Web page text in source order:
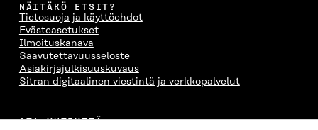
NÄITÄKÖ ETSIT?
Tietosuoja ja käyttöehdot
Evästeasetukset
Ilmoituskanava
Saavutettavuusseloste
Asiakirjajulkisuuskuvaus
Sitran digitaalinen viestintä ja verkkopalvelut
OTA YHTEYTTÄ